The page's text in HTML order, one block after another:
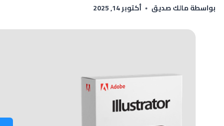
بواسطةمالك صديق أكتوبر 14, 2025